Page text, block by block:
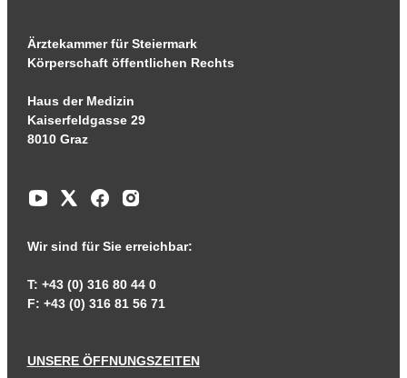
Ärztekammer für Steiermark
Körperschaft öffentlichen Rechts
Haus der Medizin
Kaiserfeldgasse 29
8010 Graz
Wir sind für Sie erreichbar:
T: +43 (0) 316 80 44 0
F: +43 (0) 316 81 56 71
UNSERE ÖFFNUNGSZEITEN